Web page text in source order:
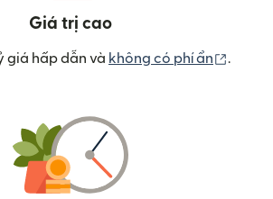
Giá trị cao
giá hấp dẫn và không có phí ẩn .